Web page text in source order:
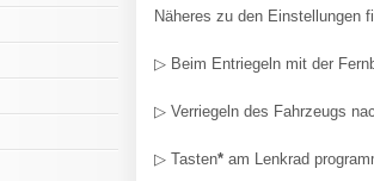
Näheres zu den Einstellungen
▷ Beim Entriegeln mit der
▷ Verriegeln des Fahrzeugs
▷ Tasten* am Lenkrad